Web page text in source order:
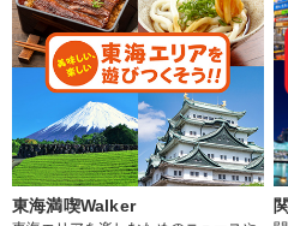
東海満喫Walker